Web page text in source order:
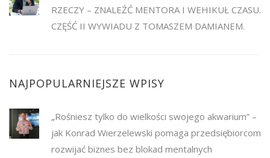
RZECZY – ZNALEŹĆ MENTORA I WEHIKUŁ CZASU.
CZĘŚĆ II WYWIADU Z TOMASZEM DAMIANEM.
NAJPOPULARNIEJSZE WPISY
„Rośniesz tylko do wielkości swojego akwarium” –
jak Konrad Wierzelewski pomaga przedsiębiorcom
rozwijać biznes bez blokad mentalnych